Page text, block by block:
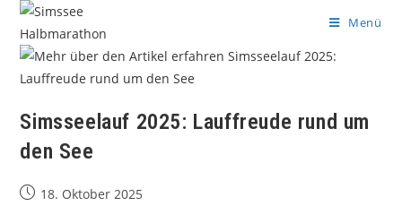
Menü
Simsseelauf 2025: Lauffreude rund um
den See
18. Oktober 2025